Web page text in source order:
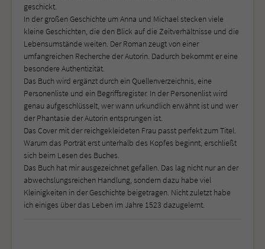
geschickt.
In der großen Geschichte um Anna und Michael stecken viele
kleine Geschichten, die den Blick auf die Zeitverhältnisse und die
Lebensumstände weiten. Der Roman zeugt von einer
umfangreichen Recherche der Autorin. Dadurch bekommt er eine
besondere Authentizität.
Das Buch wird ergänzt durch ein Quellenverzeichnis, eine
Personenliste und ein Begriffsregister. In der Personenlist wird
genau aufgeschlüsselt, wer wann urkundlich erwähnt ist und wer
der Phantasie der Autorin entsprungen ist.
Das Cover mit der reichgekleideten Frau passt perfekt zum Titel.
Warum das Porträt erst unterhalb des Kopfes beginnt, erschließt
sich beim Lesen des Buches.
Das Buch hat mir ausgezeichnet gefallen. Das lag nicht nur an der
abwechslungsreichen Handlung, sondern dazu habe viel
Kleinigkeiten in der Geschichte beigetragen. Nicht zuletzt habe
ich einiges über das Leben im Jahre 1523 dazugelernt.